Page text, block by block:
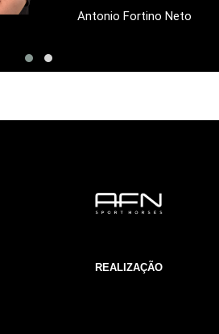
Antonio Fortino Neto
REALIZAÇÃO